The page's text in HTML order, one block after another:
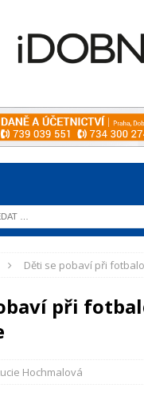
Děti se pobaví při
při
Hochmalová